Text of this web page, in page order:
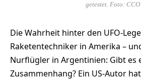
getestet. Foto: CCO
Die Wahrheit hinter den UFO-
Raketentechniker in Amerika –
Nurflügler in Argentinien: Gibt es
Zusammenhang? Ein US-Autor